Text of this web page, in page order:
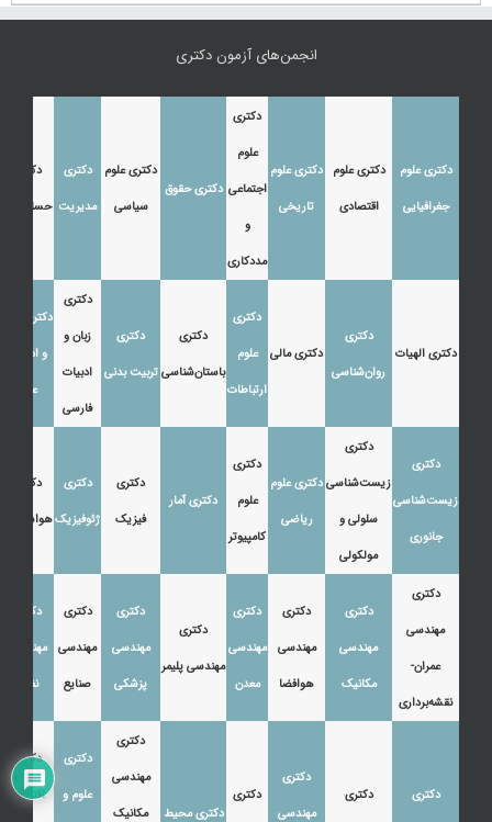
انجمن‌های آزمون دکتری
دکتری علوم
جغرافیایی
دکتری علوم
اقتصادی
دکتری علوم
تاریخی
دکتری
علوم
اجتماعی
و
مددکاری
دکتری حقوق
دکتری علوم
سیاسی
دکتری
مدیریت
دکتری
حسابداری
دکتری الهیات
دکتری
روان‌شناسی
دکتری مالی
دکتری
علوم
ارتباطات
دکتری
باستان‌شناسی
دکتری
تربیت بدنی
دکتری
زبان و
ادبیات
فارسی
دکتری زبان
و ادبیات
عرب
دکتری
زیست‌شناسی
جانوری
دکتری
زیست‌شناسی
سلولی و
مولکولی
دکتری علوم
ریاضی
دکتری
علوم
کامپیوتر
دکتری آمار
دکتری
فیزیک
دکتری
ژئوفیزیک
دکتری
هواشناسی
دکتری
مهندسی
عمران-
نقشه‌برداری
دکتری
مهندسی
مکانیک
دکتری
مهندسی
هوافضا
دکتری
مهندسی
معدن
دکتری
مهندسی پلیمر
دکتری
مهندسی
پزشکی
دکتری
مهندسی
صنایع
دکتری
مهندسی
نفت
دکتری دکتری
دکتری
مهندسی
دکتری
دکتری محیط
دکتری
مهندسی
مکانیک
دکتری
علوم و
دکتری
اقتصاد،